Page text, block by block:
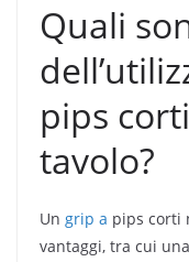
Quali
pips
tavolo?
Un grip a pips corti
vantaggi, tra cui